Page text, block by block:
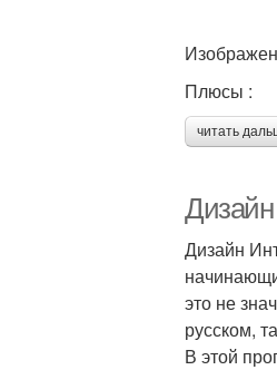
Плюсы :
читать
Дизайн
это не
русском,
В этой